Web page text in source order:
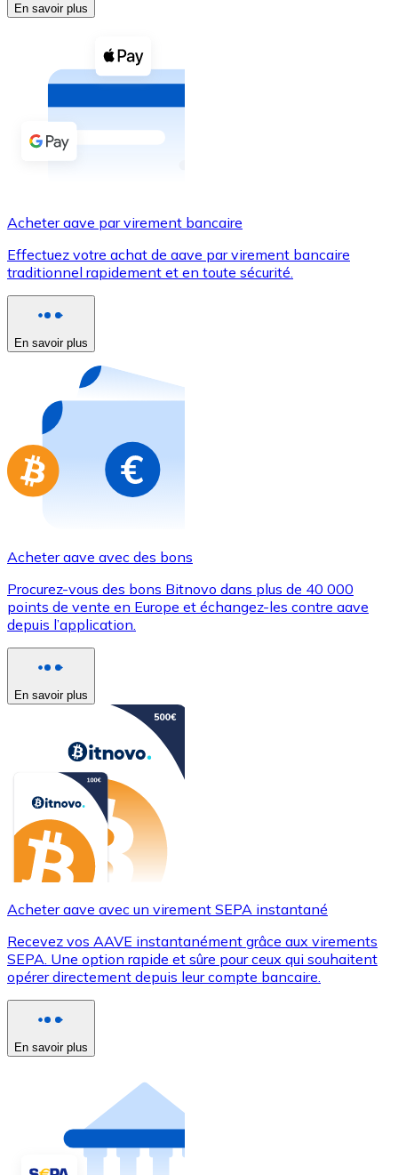
Voir toutes
Coupons crypto
Achetez des cryptomonnaies en espèces et d'autres
Acheter avec espèces
Virement SEPA
Utilisez les cartes Visa et Mastercard pour acheter
Acheter avec carte
Nouveau
Achetez des cartes-cadeaux de vos marques
Aller à la boutique de cartes-cadeaux
En savoir plus
Acheter aave par virement bancaire
Effectuez votre achat de aave par virement bancaire
traditionnel rapidement et en toute sécurité.
En savoir plus
Acheter aave avec des bons
Procurez-vous des bons Bitnovo dans plus de 40 000
points de vente en Europe et échangez-les contre aave
depuis l’application.
En savoir plus
Acheter aave avec un virement SEPA instantané
Recevez vos AAVE instantanément grâce aux virements
SEPA. Une option rapide et sûre pour ceux qui souhaitent
opérer directement depuis leur compte bancaire.
En savoir plus